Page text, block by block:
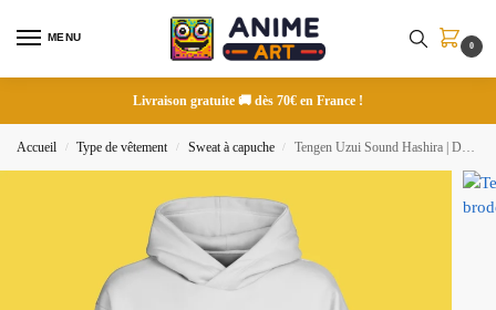
MENU
0
Livraison gratuite 🚚 dès 70€ en France !
Accueil / Type de vêtement / Sweat à capuche / Tengen Uzui Sound Hashira | Demon Slayer | Sweat à capuche brodé